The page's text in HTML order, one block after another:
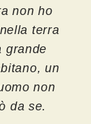
non ho
terra
grande
un
non
da se.